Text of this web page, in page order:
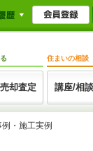
売却査定
住まいの相談
講座/相談
・施工実例